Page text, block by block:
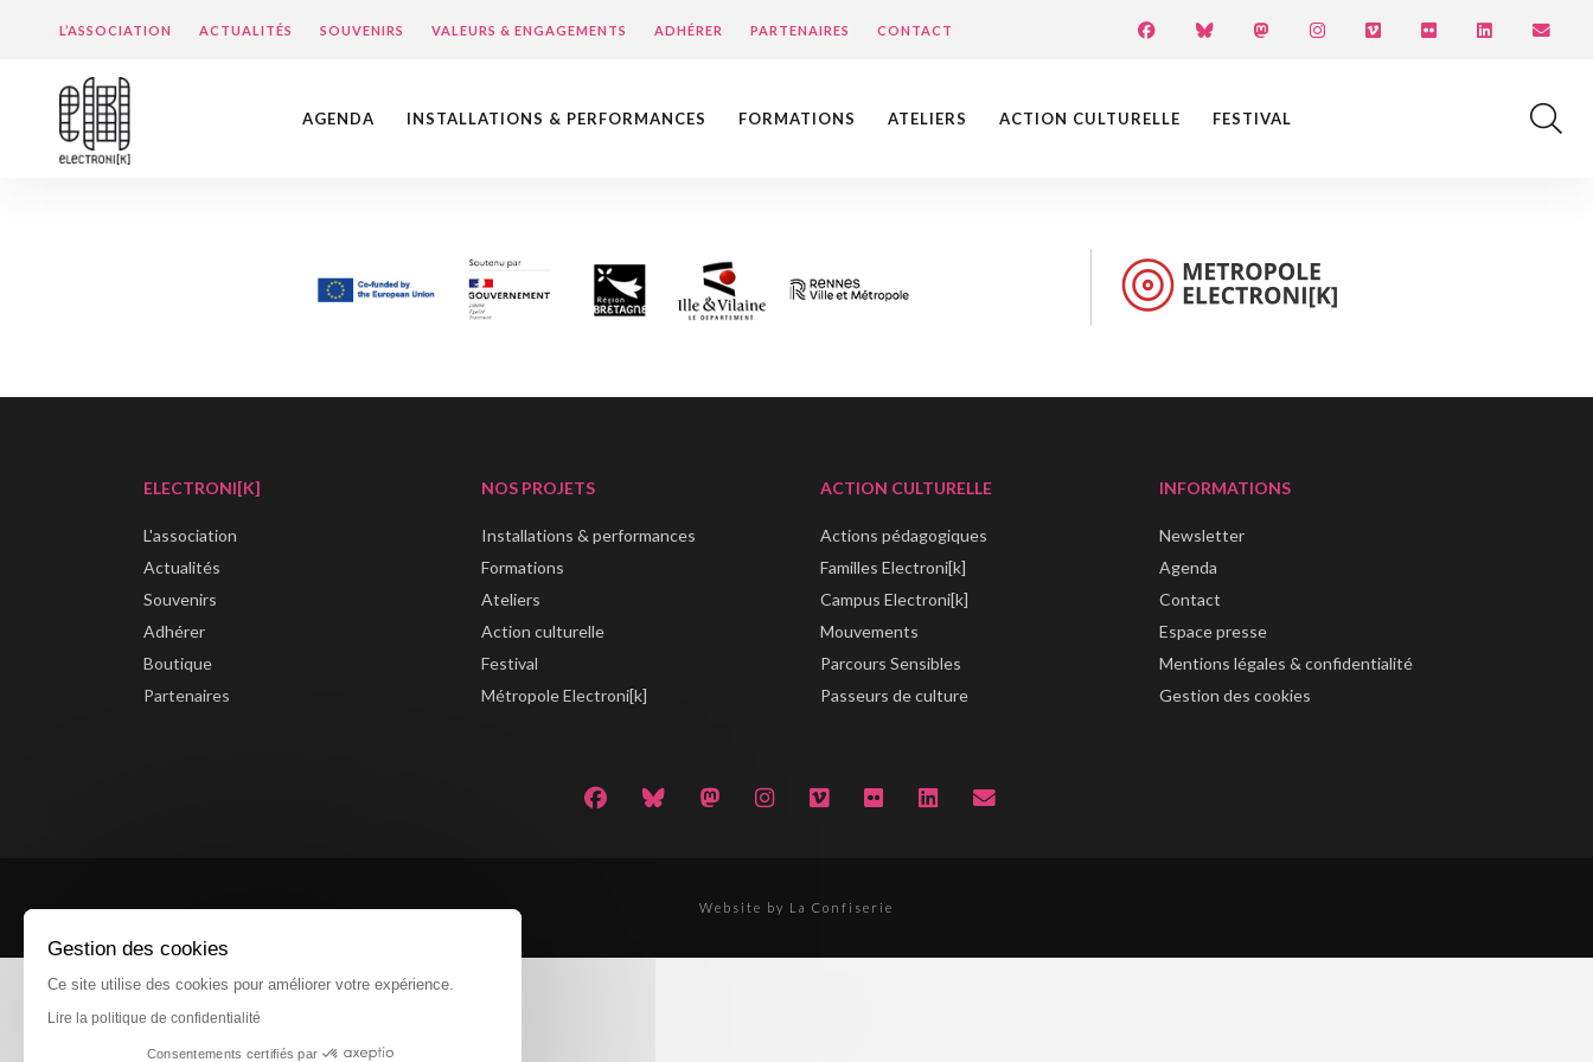
L’ASSOCIATION ACTUALITÉS SOUVENIRS VALEURS & ENGAGEMENTS ADHÉRER PARTENAIRES CONTACT
AGENDA INSTALLATIONS & PERFORMANCES FORMATIONS ATELIERS ACTION CULTURELLE FESTIVAL
ELECTRONI[K]
L'association
Actualités
Souvenirs
Adhérer
Boutique
Partenaires
NOS PROJETS
Installations & performances
Formations
Ateliers
Action culturelle
Festival
Métropole Electroni[k]
ACTION CULTURELLE
Actions pédagogiques
Familles Electroni[k]
Campus Electroni[k]
Mouvements
Parcours Sensibles
Passeurs de culture
INFORMATIONS
Newsletter
Agenda
Contact
Espace presse
Mentions légales & confidentialité
Gestion des cookies
Website by La Confiserie
Gestion des cookies
Ce site utilise des cookies pour améliorer votre expérience.
Lire la politique de confidentialité
Consentements certifiés par